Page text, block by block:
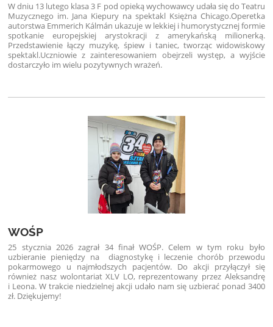
W dniu 13 lutego klasa 3 F pod opieką wychowawcy udała się do Teatru
Muzycznego im. Jana Kiepury na spektakl Księżna Chicago.Operetka
autorstwa Emmerich Kálmán ukazuje w lekkiej i humorystycznej formie
spotkanie europejskiej arystokracji z amerykańską milionerką.
Przedstawienie łączy muzykę, śpiew i taniec, tworząc widowiskowy
spektakl.Uczniowie z zainteresowaniem obejrzeli występ, a wyjście
dostarczyło im wielu pozytywnych wrażeń.
WOŚP
25 stycznia 2026 zagrał 34 finał WOŚP. Celem w tym roku było
uzbieranie pieniędzy na diagnostykę i leczenie chorób przewodu
pokarmowego u najmłodszych pacjentów. Do akcji przyłączył się
również nasz wolontariat XLV LO, reprezentowany przez Aleksandrę
i Leona. W trakcie niedzielnej akcji udało nam się uzbierać ponad 3400
zł. Dziękujemy!